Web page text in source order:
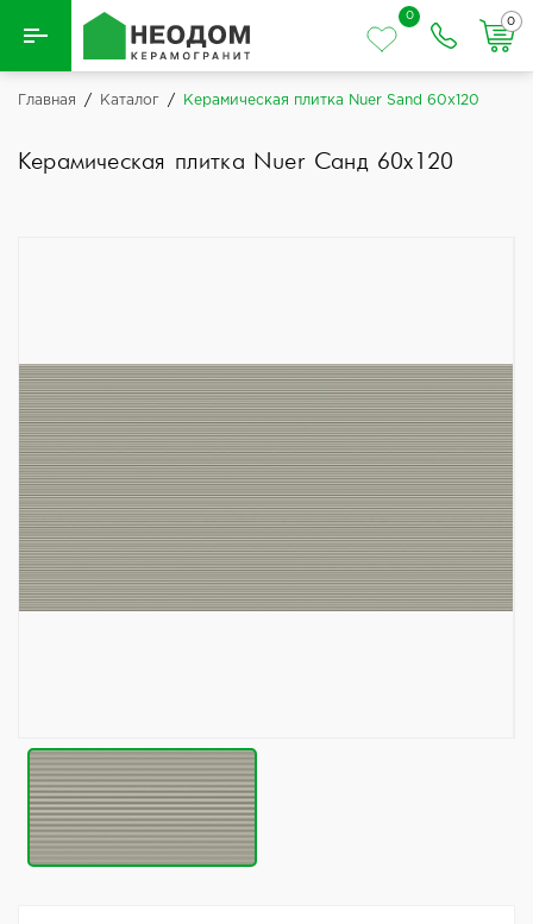
Назад
0
0
Главная / Каталог / Керамическая плитка Nuer Sand 60x120
Керамическая плитка Nuer Санд 60x120